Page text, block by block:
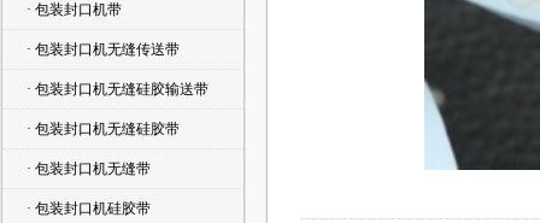
· 包装封口机带
· 包装封口机无缝传送带
· 包装封口机无缝硅胶输送带
· 包装封口机无缝硅胶带
· 包装封口机无缝带
· 包装封口机硅胶带